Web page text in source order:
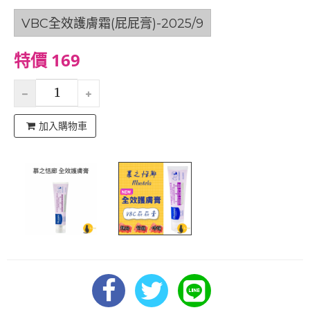
VBC全效護膚霜(屁屁膏)-2025/9
特價 169
加入購物車